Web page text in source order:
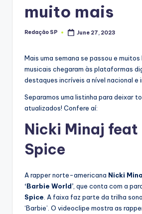
muito mais
Posted
Redação SP June 27, 2023
Mais uma semana se passou e
musicais chegaram às plataformas
destaques incríveis a nível nacional e
Separamos uma listinha para deixar
atualizados! Confere aí:
Nicki Minaj feat
Spice
A rapper norte-americana Nicki
‘Barbie World’ , que conta com a
Spice . A faixa faz parte da trilha
‘Barbie’. O videoclipe mostra as